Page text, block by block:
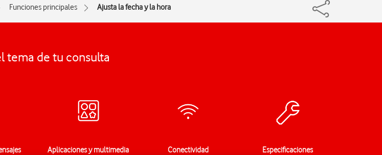
Funciones principales Ajusta la fecha y la hora
tema de tu consulta
Aplicaciones y multimedia Conectividad Especificaciones